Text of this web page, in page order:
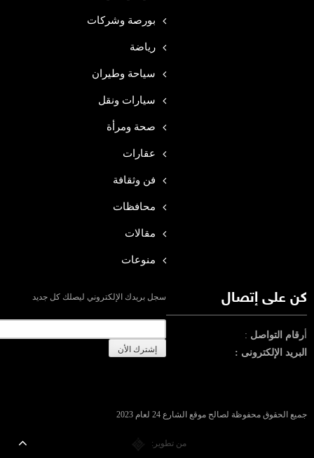
بورصة وشركات
رياضة
سياحة وطيران
سيارات ونقل
صحة ومرأة
عقارات
فن وثقافة
محافظات
مقالات
منوعات
كن على إتصال
رقام التواصل :
البريد الإلكترونى :
سجل بريدك الإلكتروني ليصلك كل جديد
جميع الحقوق محفوظة لصالح موقع الشارع 24 لعام 2023
من تطوير: